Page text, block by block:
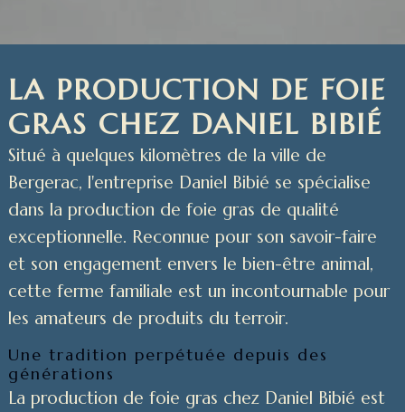
LA PRODUCTION DE FOIE
GRAS CHEZ DANIEL BIBIÉ
Situé à quelques kilomètres de la ville de
Bergerac, l'entreprise Daniel Bibié se spécialise
dans la production de foie gras de qualité
exceptionnelle. Reconnue pour son savoir-faire
et son engagement envers le bien-être animal,
cette ferme familiale est un incontournable pour
les amateurs de produits du terroir.
Une tradition perpétuée depuis des
générations
La production de foie gras chez Daniel Bibié est